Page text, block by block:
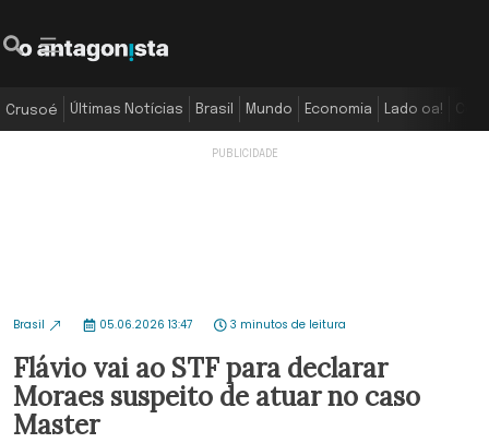
Crusoé Últimas Notícias Brasil Mundo Economia Lado oa!
Brasil 05.06.2026 13:47 3 minutos de leitura
Flávio vai ao STF para declarar
Moraes suspeito de atuar no caso
Master